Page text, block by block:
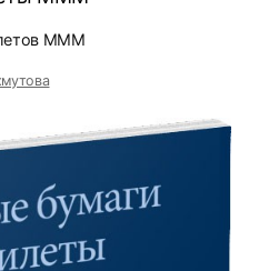
МММ